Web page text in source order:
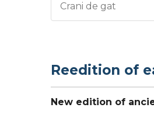
Crani de gat
Reedition of
New edition of